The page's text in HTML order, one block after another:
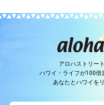
アロハストリー
ハワイ・ライフが100倍
あなたとハワイを